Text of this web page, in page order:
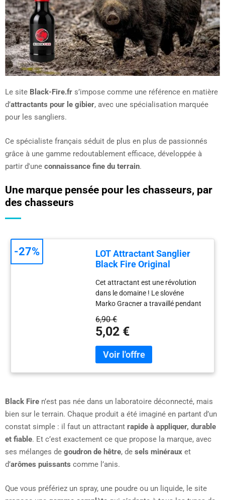
Le site Black-Fire.fr s’impose comme une référence en matière
d’attractants pour le gibier, avec une spécialisation marquée
pour les sangliers.
Ce spécialiste français séduit de plus en plus de passionnés
grâce à une gamme redoutablement efficace, développée à
partir d'une connaissance fine du terrain.
Une marque pensée pour les chasseurs, par
des chasseurs
LOT Attractant Sanglier
Black Fire Original
Cet attractant est une révolution
dans le domaine ! Le slovéne
Marko Gracner a travaillé pendant
plus deux ans pour élaborer une
formule unique permettant de
rendre les sangliers totalement
dépendants de cet attractant.
6,90 €
5,02 €
-27%
Black Fire n’est pas née dans un laboratoire déconnecté, mais
bien sur le terrain. Chaque produit a été imaginé en partant d’un
constat simple : il faut un attractant rapide à appliquer, durable
et fiable. Et c’est exactement ce que propose la marque, avec
ses mélanges de goudron de hêtre, de sels minéraux et
d’arômes puissants comme l’anis.
Que vous préfériez un spray, une poudre ou un liquide, le site